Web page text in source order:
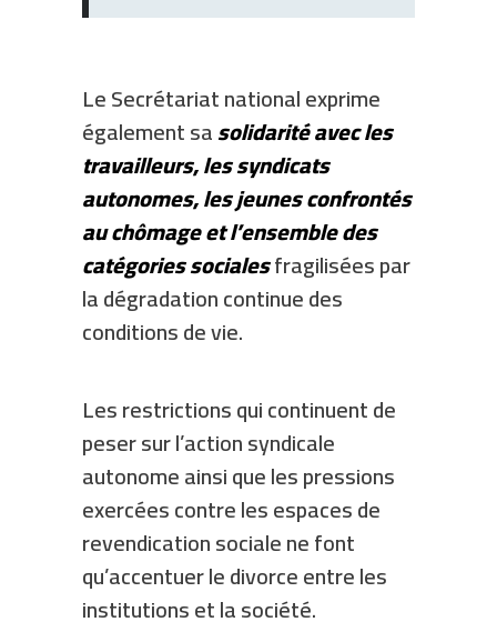
Le Secrétariat national exprime
également sasolidarité avec les
travailleurs, les syndicats
autonomes, les jeunes confrontés
au chômage et l’ensemble des
catégories socialesfragilisées par
la dégradation continue des
conditions de vie.
Les restrictions qui continuent de
peser sur l’action syndicale
autonome ainsi que les pressions
exercées contre les espaces de
revendication sociale ne font
qu’accentuer le divorce entre les
institutions et la société.